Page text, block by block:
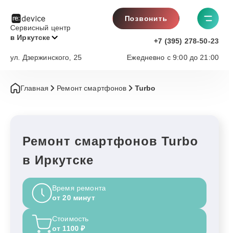
Сервисный центр
в Иркутске
Позвонить
+7 (395) 278-50-23
Ежедневно с 9:00 до 21:00
ул. Дзержинского, 25
Главная Ремонт смартфонов Turbo
Ремонт смартфонов Turbo
в Иркутске
Время ремонта
от 20 минут
Стоимость
от 1100 ₽